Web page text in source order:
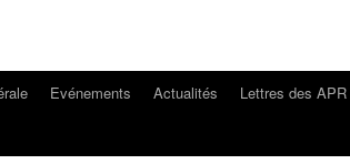
Evénements Actualités Lettres des APR